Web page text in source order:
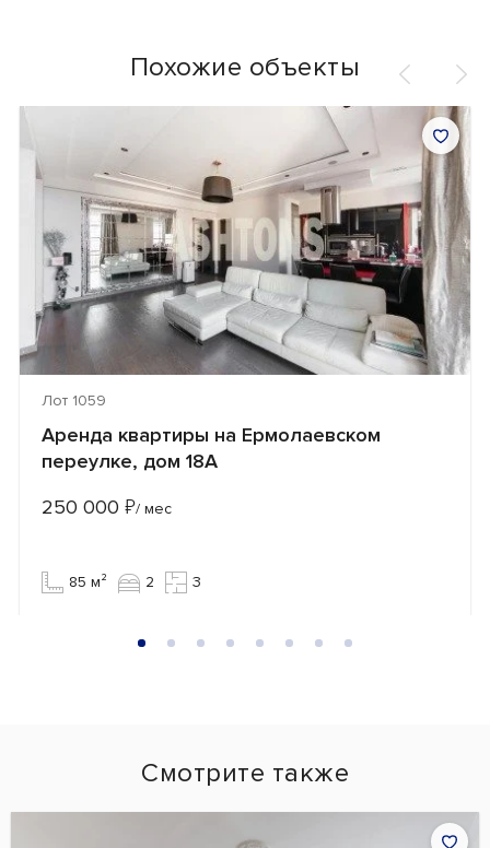
Похожие объекты
Лот 1059
Аренда квартиры на Ермолаевском
переулке, дом 18А
250 000 ₽/ мес
85 м² 2 3
Смотрите также